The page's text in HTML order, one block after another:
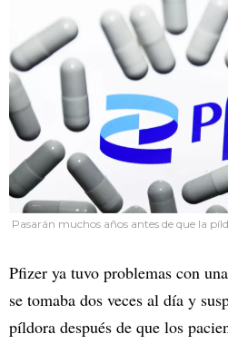
Pasarán muchos años antes de que la
Pfizer ya tuvo problemas con
se tomaba dos veces al día y
píldora después de que los